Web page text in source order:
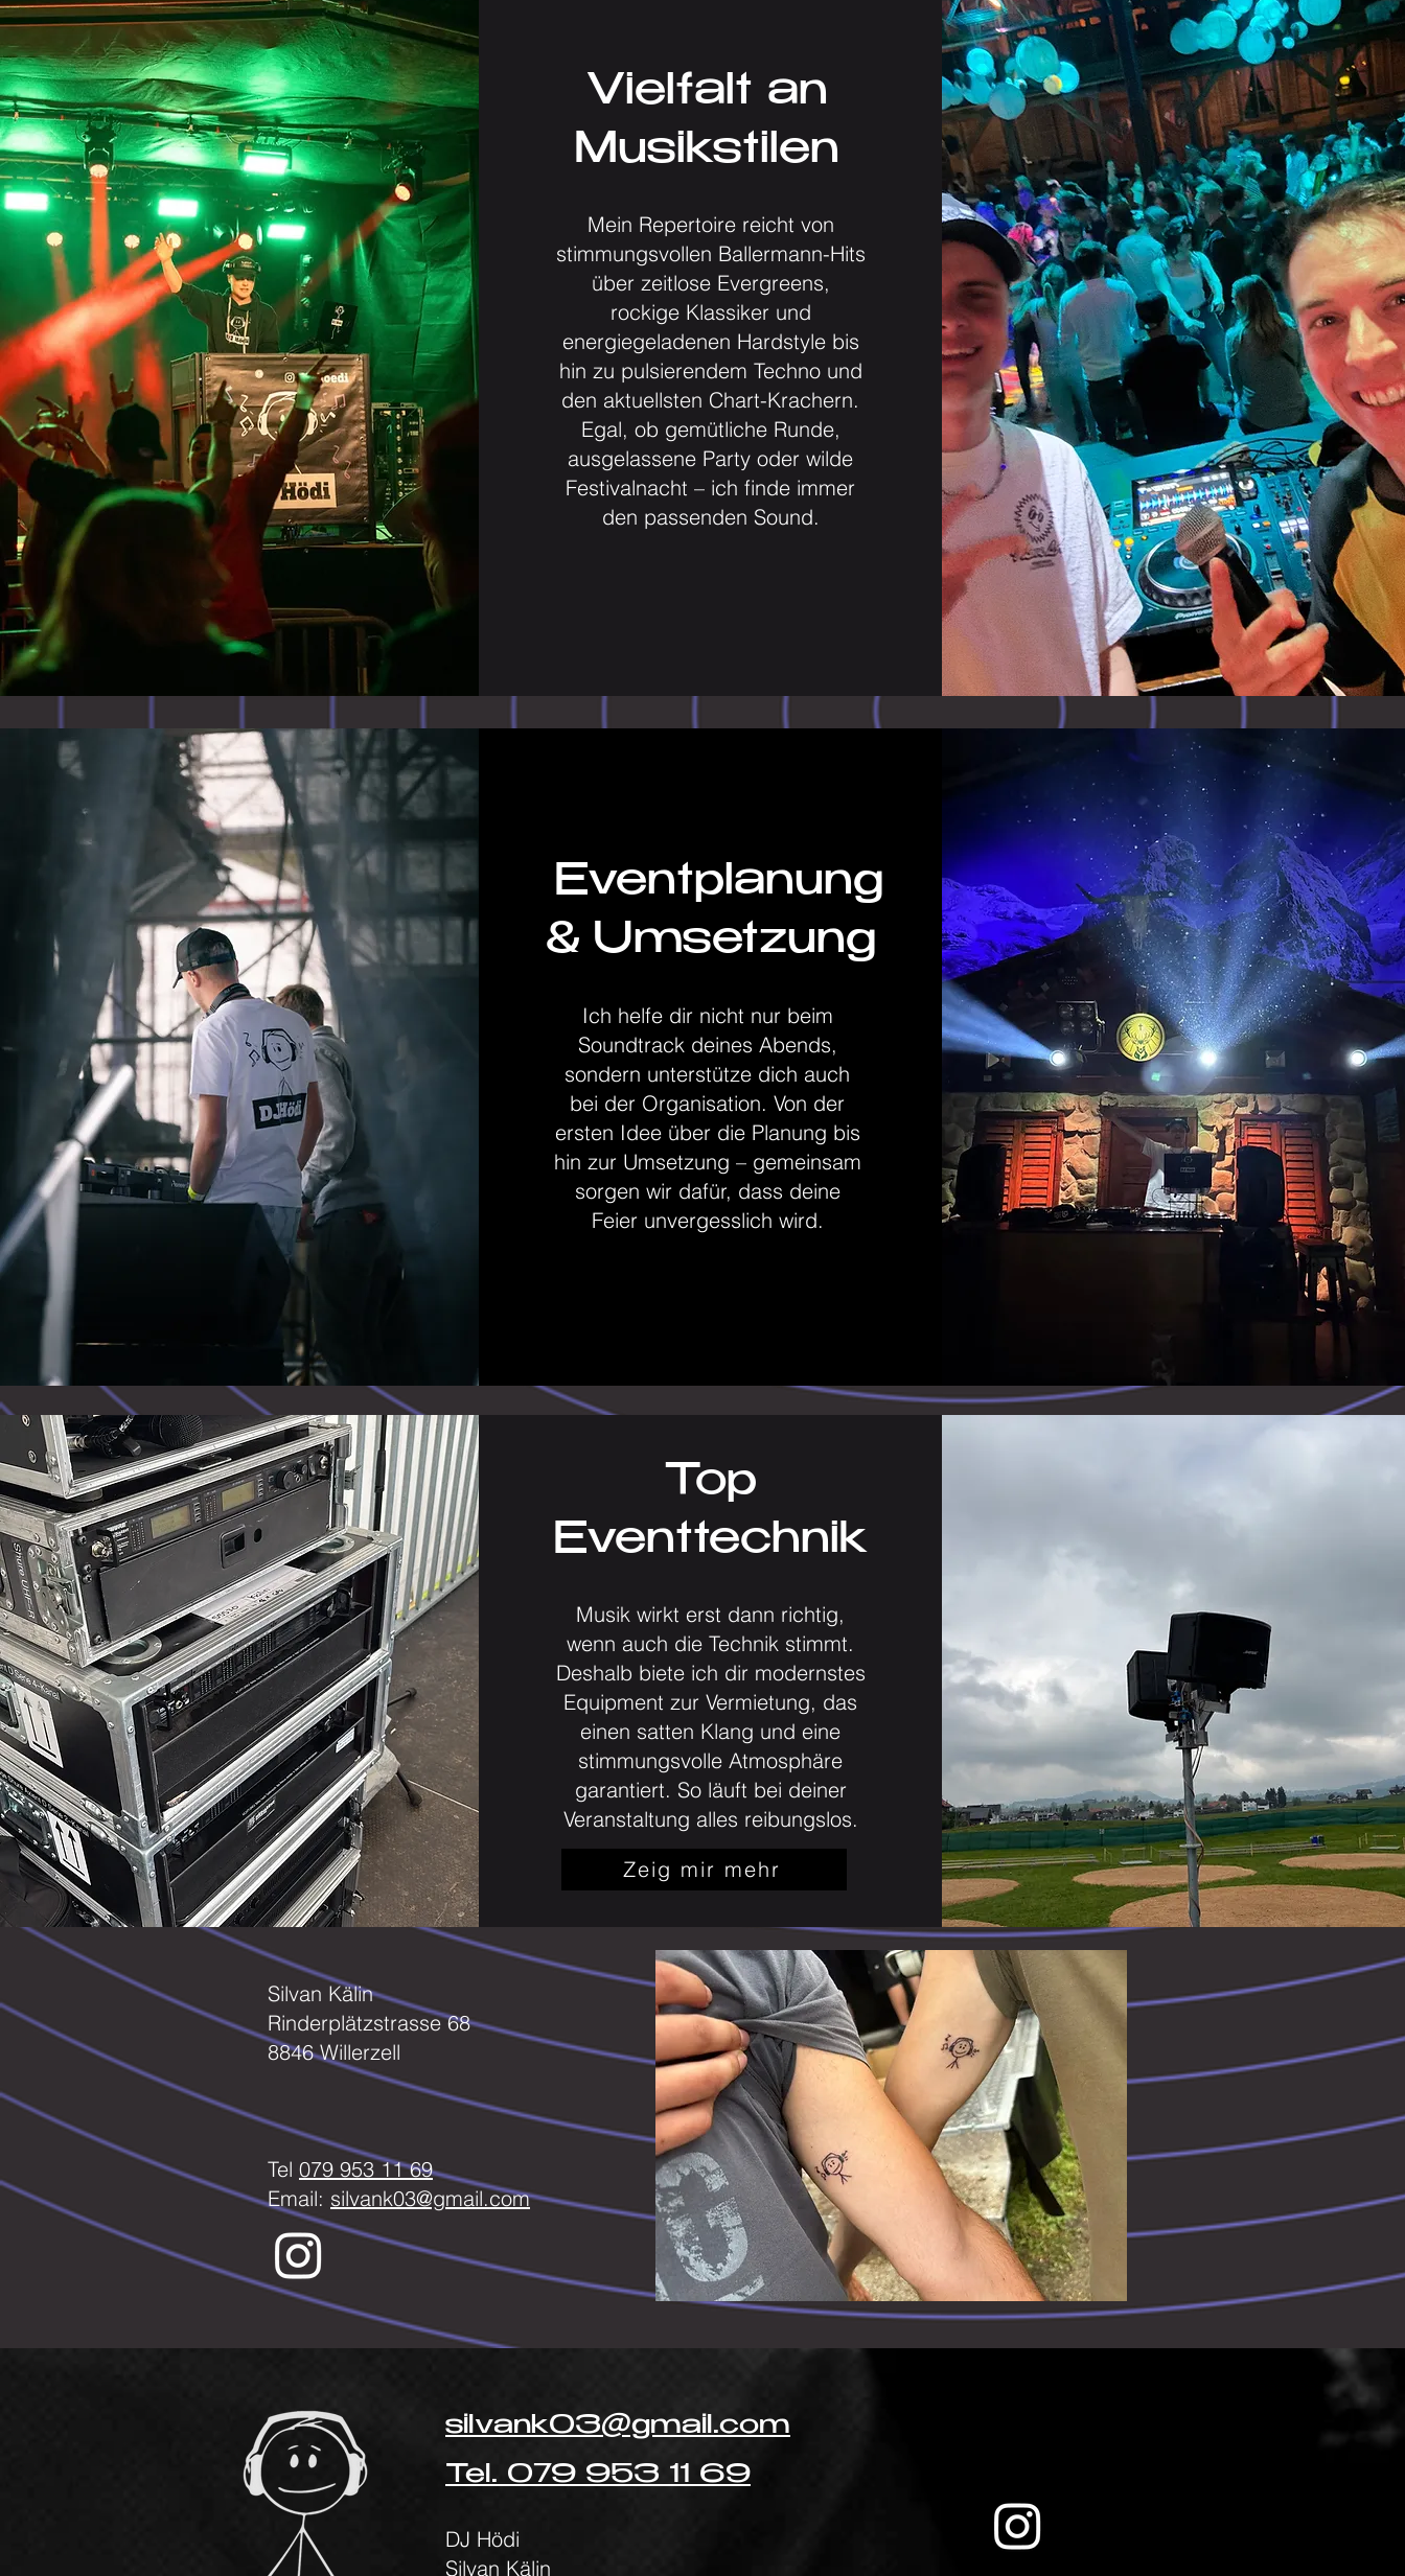
Vielfalt an
Musikstilen
Mein Repertoire reicht von
stimmungsvollen Ballermann-Hits
über zeitlose Evergreens,
rockige Klassiker und
energiegeladenen Hardstyle bis
hin zu pulsierendem Techno und
den aktuellsten Chart-Krachern.
Egal, ob gemütliche Runde,
ausgelassene Party oder wilde
Festivalnacht – ich finde immer
den passenden Sound.
Eventplanung
& Umsetzung
Ich helfe dir nicht nur beim
Soundtrack deines Abends,
sondern unterstütze dich auch
bei der Organisation. Von der
ersten Idee über die Planung bis
hin zur Umsetzung – gemeinsam
sorgen wir dafür, dass deine
Feier unvergesslich wird.
Top
Eventtechnik
Musik wirkt erst dann richtig,
wenn auch die Technik stimmt.
Deshalb biete ich dir modernstes
Equipment zur Vermietung, das
einen satten Klang und eine
stimmungsvolle Atmosphäre
garantiert. So läuft bei deiner
Veranstaltung alles reibungslos.
Zeig mir mehr
Silvan Kälin
Rinderplätzstrasse 68
8846 Willerzell
Tel 079 953 11 69
Email: silvank03@gmail.com
silvank03@gmail.com
Tel. 079 953 11 69
DJ Hödi
Silvan Kälin